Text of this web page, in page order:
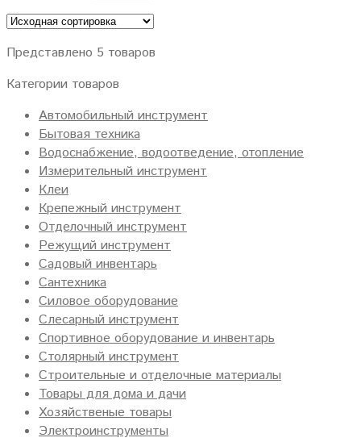
Представлено 5 товаров
Категории товаров
Автомобильный инструмент
Бытовая техника
Водоснабжение, водоотведение, отопление
Измерительный инструмент
Клеи
Крепежный инструмент
Отделочный инструмент
Режущий инструмент
Садовый инвентарь
Сантехника
Силовое оборудование
Слесарный инструмент
Спортивное оборудование и инвентарь
Столярный инструмент
Строительные и отделочные материалы
Товары для дома и дачи
Хозяйственые товары
Электроинструменты